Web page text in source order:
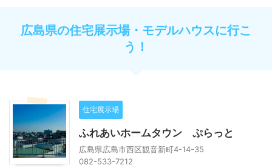
広島県の住宅展示場・モデルハウスに行こ
う！
住宅展示場
ふれあいホームタウン ぷらっと
広島県広島市西区観音新町4-14-35
082-533-7212